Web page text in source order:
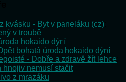
kvásku - Byt v paneláku (cz)
v troubě
hokaido dýní
bohatá úroda hokaido dýní
- Dobře a zdravě žít lehce
hnojiv nemusí stačit
z mrazáku